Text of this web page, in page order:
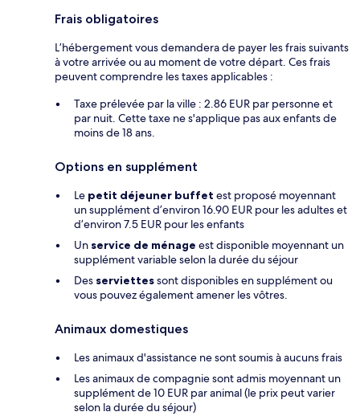
Frais obligatoires
L’hébergement vous demandera de payer les frais suivants
à votre arrivée ou au moment de votre départ. Ces frais
peuvent comprendre les taxes applicables :
Taxe prélevée par la ville : 2.86 EUR par personne et
par nuit. Cette taxe ne s'applique pas aux enfants de
moins de 18 ans.
Options en supplément
Le petit déjeuner buffet est proposé moyennant
un supplément d’environ 16.90 EUR pour les adultes et
d’environ 7.5 EUR pour les enfants
Un service de ménage est disponible moyennant un
supplément variable selon la durée du séjour
Des serviettessont disponibles en supplément ou
vous pouvez également amener les vôtres.
Animaux domestiques
Les animaux d'assistance ne sont soumis à aucuns frais
Les animaux de compagnie sont admis moyennant un
supplément de 10 EUR par animal (le prix peut varier
selon la durée du séjour)